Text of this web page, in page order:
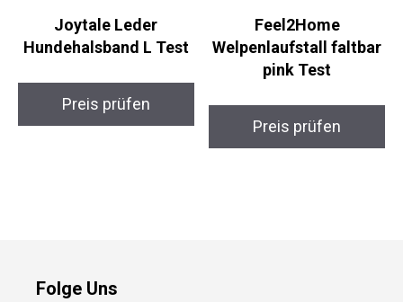
Joytale Leder
Hundehalsband L Test
Preis prüfen
Feel2Home
Welpenlaufstall faltbar
pink Test
Preis prüfen
Folge Uns